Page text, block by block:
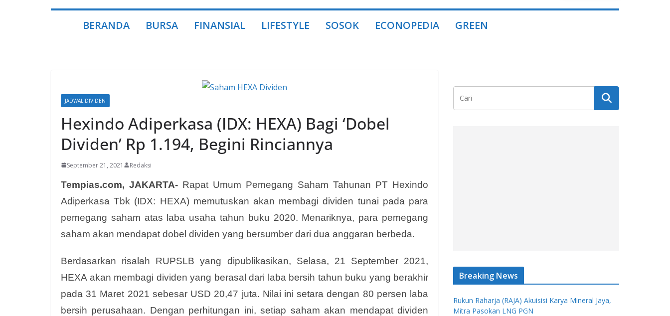
BERANDA BURSA FINANSIAL LIFESTYLE SOSOK ECONOPEDIA GREEN
JADWAL DIVIDEN
Hexindo Adiperkasa (IDX: HEXA) Bagi ‘Dobel
Dividen’ Rp 1.194, Begini Rinciannya
September 21, 2021 Redaksi
Tempias.com, JAKARTA- Rapat Umum Pemegang Saham Tahunan PT Hexindo
Adiperkasa Tbk (IDX: HEXA) memutuskan akan membagi dividen tunai pada para
pemegang saham atas laba usaha tahun buku 2020. Menariknya, para pemegang
saham akan mendapat dobel dividen yang bersumber dari dua anggaran berbeda.
Berdasarkan risalah RUPSLB yang dipublikasikan, Selasa, 21 September 2021,
HEXA akan membagi dividen yang berasal dari laba bersih tahun buku yang berakhir
pada 31 Maret 2021 sebesar USD 20,47 juta. Nilai ini setara dengan 80 persen laba
bersih perusahaan. Dengan perhitungan ini, setiap saham akan mendapat dividen
Breaking News
Rukun Raharja (RAJA) Akuisisi Karya Mineral Jaya,
Mitra Pasokan LNG PGN